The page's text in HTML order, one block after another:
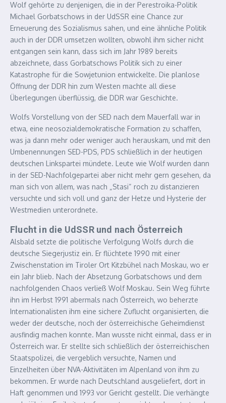
Wolf gehörte zu denjenigen, die in der Perestroika-Politik
Michael Gorbatschows in der UdSSR eine Chance zur
Erneuerung des Sozialismus sahen, und eine ähnliche Politik
auch in der DDR umsetzen wollten, obwohl ihm sicher nicht
entgangen sein kann, dass sich im Jahr 1989 bereits
abzeichnete, dass Gorbatschows Politik sich zu einer
Katastrophe für die Sowjetunion entwickelte. Die planlose
Öffnung der DDR hin zum Westen machte all diese
Überlegungen überflüssig, die DDR war Geschichte.
Wolfs Vorstellung von der SED nach dem Mauerfall war in
etwa, eine neosozialdemokratische Formation zu schaffen,
was ja dann mehr oder weniger auch herauskam, und mit den
Umbenennungen SED-PDS, PDS schließlich in der heutigen
deutschen Linkspartei mündete. Leute wie Wolf wurden dann
in der SED-Nachfolgepartei aber nicht mehr gern gesehen, da
man sich von allem, was nach „Stasi“ roch zu distanzieren
versuchte und sich voll und ganz der Hetze und Hysterie der
Westmedien unterordnete.
Flucht in die UdSSR und nach Österreich
Alsbald setzte die politische Verfolgung Wolfs durch die
deutsche Siegerjustiz ein. Er flüchtete 1990 mit einer
Zwischenstation im Tiroler Ort Kitzbühel nach Moskau, wo er
ein Jahr blieb. Nach der Absetzung Gorbatschows und dem
nachfolgenden Chaos verließ Wolf Moskau. Sein Weg führte
ihn im Herbst 1991 abermals nach Österreich, wo beherzte
Internationalisten ihm eine sichere Zuflucht organisierten, die
weder der deutsche, noch der österreichische Geheimdienst
ausfindig machen konnte. Man wusste nicht einmal, dass er in
Österreich war. Er stellte sich schließlich der österreichischen
Staatspolizei, die vergeblich versuchte, Namen und
Einzelheiten über NVA-Aktivitäten im Alpenland von ihm zu
bekommen. Er wurde nach Deutschland ausgeliefert, dort in
Haft genommen und 1993 vor Gericht gestellt. Die verhängte